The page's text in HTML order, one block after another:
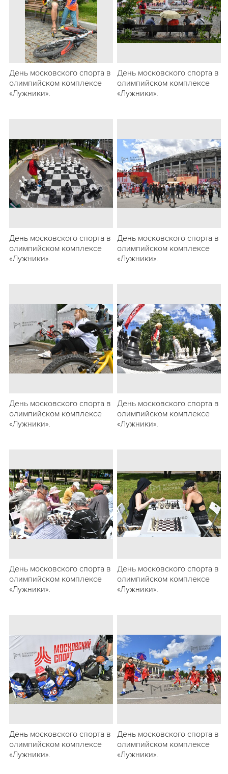
День московского спорта в
олимпийском комплексе
«Лужники».
День московского спорта в
олимпийском комплексе
«Лужники».
День московского спорта в
олимпийском комплексе
«Лужники».
День московского спорта в
олимпийском комплексе
«Лужники».
День московского спорта в
олимпийском комплексе
«Лужники».
День московского спорта в
олимпийском комплексе
«Лужники».
День московского спорта в
олимпийском комплексе
«Лужники».
День московского спорта в
олимпийском комплексе
«Лужники».
День московского спорта в
олимпийском комплексе
«Лужники».
День московского спорта в
олимпийском комплексе
«Лужники».